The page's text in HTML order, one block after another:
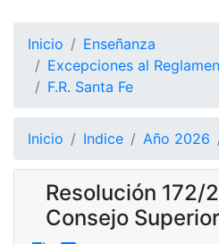
Inicio
Enseñanza
Excepciones al
F.R. Santa Fe
Inicio Indice Año 2026
Resolución 172/
Consejo Superior